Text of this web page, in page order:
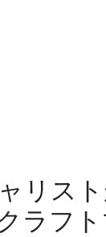
リス
ラフ